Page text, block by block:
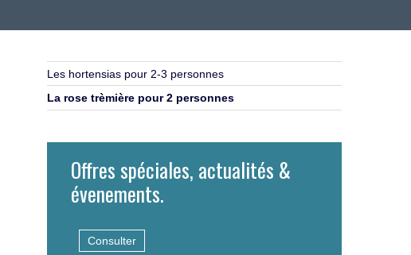
Les hortensias pour 2-3 personnes
La rose trèmière pour 2 personnes
Offres spéciales, actualités &
évenements.
Consulter